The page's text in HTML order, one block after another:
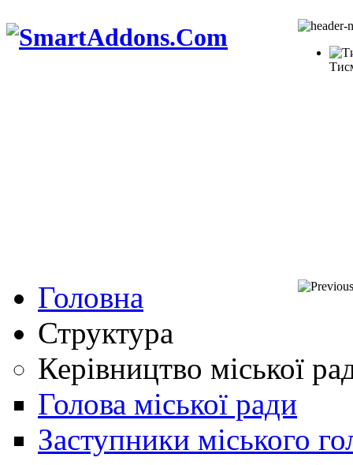
Головна
Структура
Керівництво міської
Голова міської ради
Заступники міського